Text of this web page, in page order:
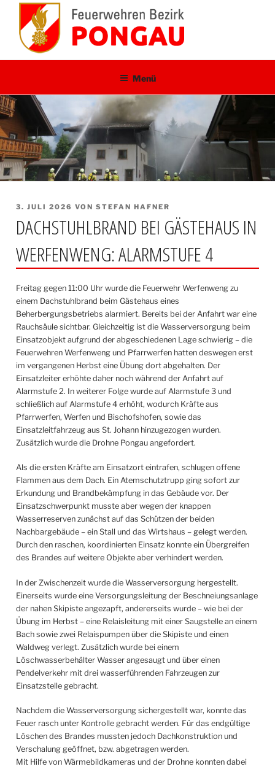
springen
Menü
VERÖFFENTLICHT
3. JULI 2026 VON STEFAN HAFNER
DACHSTUHLBRAND BEI GÄSTEHAUS IN
WERFENWENG: ALARMSTUFE 4
Freitag gegen 11:00 Uhr wurde die Feuerwehr Werfenweng zu
einem Dachstuhlbrand beim Gästehaus eines
Beherbergungsbetriebs alarmiert. Bereits bei der Anfahrt war eine
Rauchsäule sichtbar. Gleichzeitig ist die Wasserversorgung beim
Einsatzobjekt aufgrund der abgeschiedenen Lage schwierig – die
Feuerwehren Werfenweng und Pfarrwerfen hatten deswegen erst
im vergangenen Herbst eine Übung dort abgehalten. Der
Einsatzleiter erhöhte daher noch während der Anfahrt auf
Alarmstufe 2. In weiterer Folge wurde auf Alarmstufe 3 und
schließlich auf Alarmstufe 4 erhöht, wodurch Kräfte aus
Pfarrwerfen, Werfen und Bischofshofen, sowie das
Einsatzleitfahrzeug aus St. Johann hinzugezogen wurden.
Zusätzlich wurde die Drohne Pongau angefordert.
Als die ersten Kräfte am Einsatzort eintrafen, schlugen offene
Flammen aus dem Dach. Ein Atemschutztrupp ging sofort zur
Erkundung und Brandbekämpfung in das Gebäude vor. Der
Einsatzschwerpunkt musste aber wegen der knappen
Wasserreserven zunächst auf das Schützen der beiden
Nachbargebäude – ein Stall und das Wirtshaus – gelegt werden.
Durch den raschen, koordinierten Einsatz konnte ein Übergreifen
des Brandes auf weitere Objekte aber verhindert werden.
In der Zwischenzeit wurde die Wasserversorgung hergestellt.
Einerseits wurde eine Versorgungsleitung der Beschneiungsanlage
der nahen Skipiste angezapft, andererseits wurde – wie bei der
Übung im Herbst – eine Relaisleitung mit einer Saugstelle an einem
Bach sowie zwei Relaispumpen über die Skipiste und einen
Waldweg verlegt. Zusätzlich wurde bei einem
Löschwasserbehälter Wasser angesaugt und über einen
Pendelverkehr mit drei wasserführenden Fahrzeugen zur
Einsatzstelle gebracht.
Nachdem die Wasserversorgung sichergestellt war, konnte das
Feuer rasch unter Kontrolle gebracht werden. Für das endgültige
Löschen des Brandes mussten jedoch Dachkonstruktion und
Verschalung geöffnet, bzw. abgetragen werden.
Mit Hilfe von Wärmebildkameras und der Drohne konnten dabei